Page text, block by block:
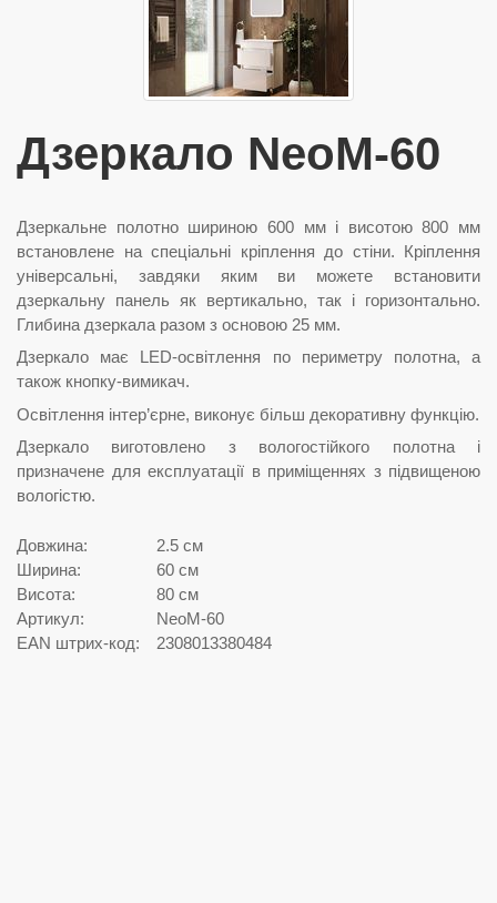
Дзеркало NeoM-60
Дзеркальне полотно шириною 600 мм і висотою 800 мм
встановлене на спеціальні кріплення до стіни. Кріплення
універсальні, завдяки яким ви можете встановити
дзеркальну панель як вертикально, так і горизонтально.
Глибина дзеркала разом з основою 25 мм.
Дзеркало має LED-освітлення по периметру полотна, а
також кнопку-вимикач.
Освітлення інтер’єрне, виконує більш декоративну функцію.
Дзеркало виготовлено з вологостійкого полотна і
призначене для експлуатації в приміщеннях з підвищеною
вологістю.
Довжина:
2.5 см
Ширина:
60 см
Висота:
80 см
Артикул:
NeoM-60
EAN штрих-код:
2308013380484